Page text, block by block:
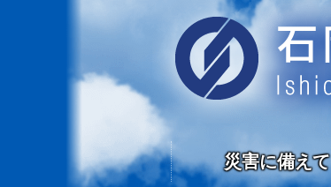
災害に備えて